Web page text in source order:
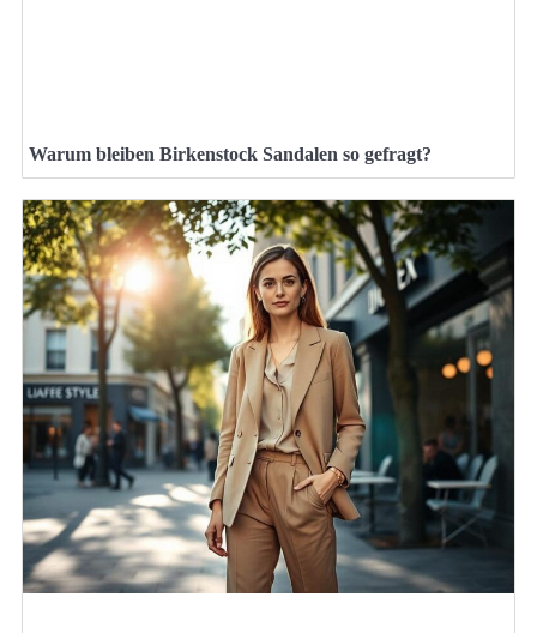
Warum bleiben Birkenstock Sandalen so gefragt?